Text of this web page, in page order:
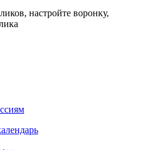
настройте воронку,